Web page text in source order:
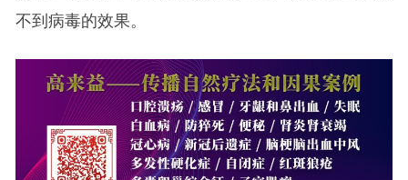
不到病毒的效果。